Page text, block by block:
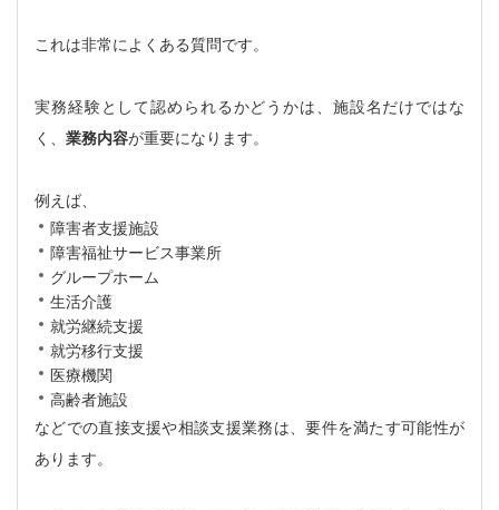
これは非常によくある質問です。
実務経験として認められるかどうかは、施設名だけではな
く、 業務内容が重要になります。
例えば、
障害者支援施設
障害福祉サービス事業所
グループホーム
生活介護
就労継続支援
就労移行支援
医療機関
高齢者施設
などでの直接支援や相談支援業務は、要件を満たす可能性が
あります。